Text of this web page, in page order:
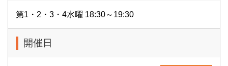
第1・2・3・4水曜 18:30～19:30
開催日